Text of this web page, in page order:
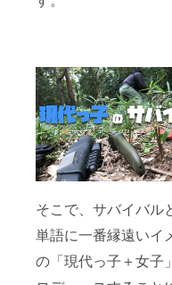
そこで、サバイバル
単語に一番縁遠いイ
の「現代っ子＋女子